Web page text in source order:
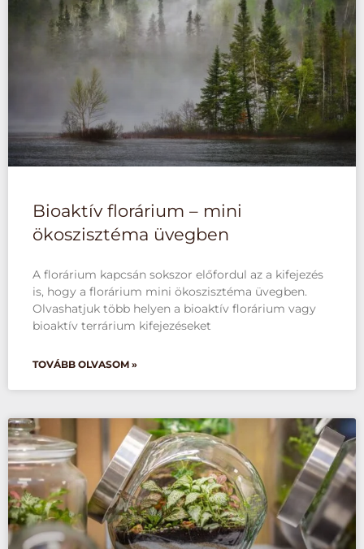
Bioaktív florárium – mini
ökoszisztéma üvegben
A florárium kapcsán sokszor előfordul az a kifejezés
is, hogy a florárium mini ökoszisztéma üvegben.
Olvashatjuk több helyen a bioaktív florárium vagy
bioaktív terrárium kifejezéseket
TOVÁBB OLVASOM »